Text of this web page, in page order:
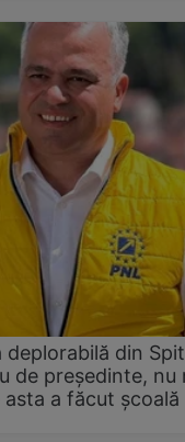
din
de președinte, nu
a făcut școală